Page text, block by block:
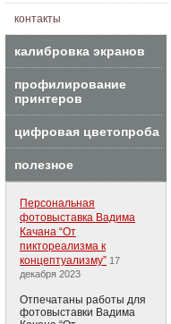
контакты
калибровка экранов
профилирование
принтеров
цифровая цветопроба
полезное
Персональная
фотовыставка Вадима
Качана “От
пиктореализма к
концептуализму” 17
декабря 2023
Отпечатаны работы для
фотовыставки Вадима